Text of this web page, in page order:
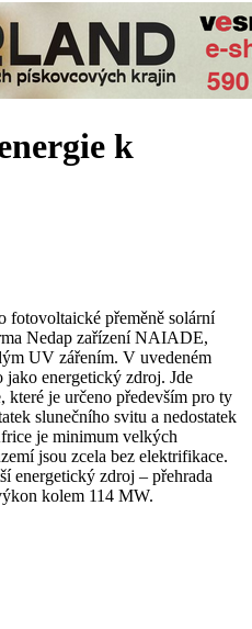
k
fotovoltaické přeměně solární
Nedap zařízení NAIADE,
UV zářením. V uvedeném
jako energetický zdroj. Jde
které je určeno především pro ty
slunečního svitu a nedostatek
je minimum velkých
jsou zcela bez elektrifikace.
energetický zdroj – přehrada
kolem 114 MW.